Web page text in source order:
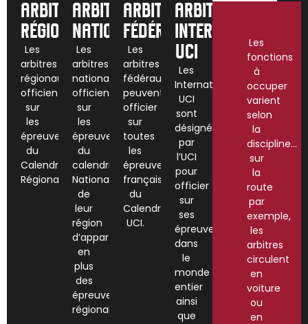
ARBITRES
RÉGIONAUX
Les
arbitres
régionaux
officient
sur
les
épreuves
du
Calendrier
Régional.
ARBITRES
NATIONAUX
Les
arbitres
nationaux
officient
sur
les
épreuves
du
calendrier
National
de
leur
région
d’appartenance,
en
plus
des
épreuves
régionales.
ARBITRES
FÉDÉRAUX
Les
arbitres
fédéraux
peuvent
officier
sur
toutes
les
épreuves
françaises
du
Calendrier
UCI.
ARBITRES
INTERNATIONAUX
UCI
Les
Internationaux
UCI
sont
désignés
par
l’UCI
pour
officier
sur
ses
épreuves
dans
le
monde
entier
ainsi
que
Les
fonctions
à
occuper
varient
selon
la
discipline…
sur
la
route
par
exemple,
les
arbitres
circulent
en
voiture
ou
en